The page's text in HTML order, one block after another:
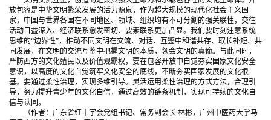
放包容是中华文明繁荣发展的活力源泉，作为超大规模的现代化社会主义国
家，中国与世界各国在不同地区、领域、组织均有不可分割的强关联性，交往
活动日益深入、经济联系愈发密切、要素联系更加凸显。我们要时刻注意系统
思维的“边界性”，推动不同文明在交流、对话、互鉴中和谐共存、取长补短、共
同发展，在文明的交流互鉴中把握文明的本质，领会文明的真谛。与此同时，
严防西方的文化殖民以及价值观霸权，要在包容开放中自觉夯实国家文化安全
意识，以高度的文化自觉筑牢文化安全的底线，不断夯实国家发展的文化根
基。要通过柔性治理，实现多维引导。灵活运用柔性治理的方式方法，合理引
导，努力提升青少年的文化自信，通过高效的链条机制，实现可持续的文化自
信与认同。
（作者：广东省红十字会党组书记、常务副会长 林彬，广州中医药大学马